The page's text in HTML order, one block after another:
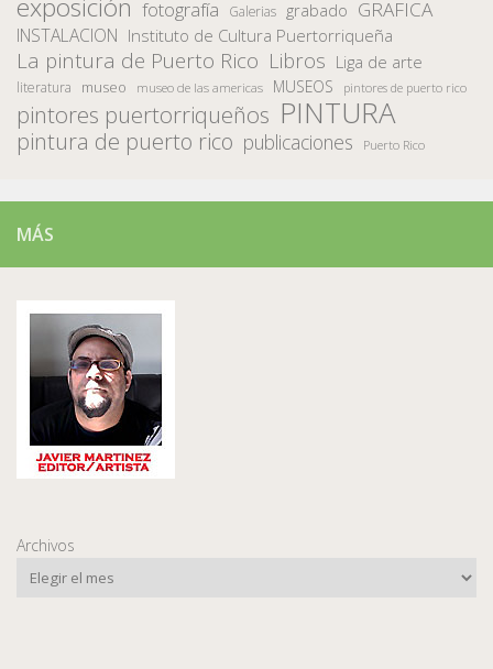
exposición fotografía Galerias grabado GRAFICA
INSTALACION Instituto de Cultura Puertorriqueña
La pintura de Puerto Rico Libros Liga de arte
literatura museo museo de las americas MUSEOS pintores de puerto rico
pintores puertorriqueños PINTURA
pintura de puerto rico publicaciones Puerto Rico
MÁS
Archivos